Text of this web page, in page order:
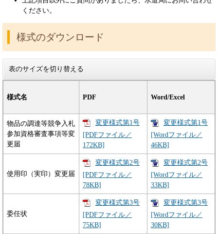
ください。
様式のダウンロード
表のサイズを切り替える
様式名 PDF Word/Excel
物品の調達等競争入札
参加資格審査事項等変
更届
変更様式第1号
[PDFファイル／
172KB]
変更様式第1号
[Wordファイル／
46KB]
使用印（実印）変更届
変更様式第2号
[PDFファイル／
78KB]
変更様式第2号
[Wordファイル／
33KB]
委任状
変更様式第3号
[PDFファイル／
75KB]
変更様式第3号
[Wordファイル／
30KB]